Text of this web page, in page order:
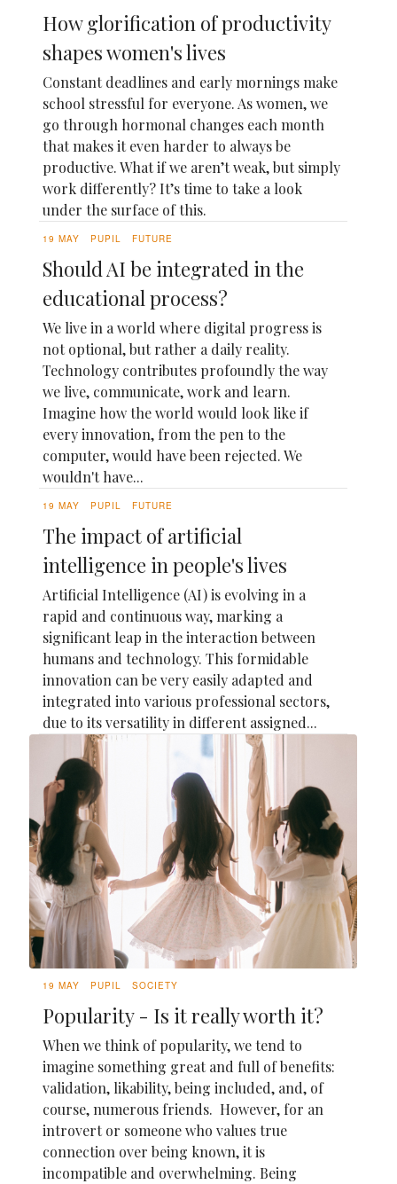
How glorification of productivity
shapes women's lives
Constant deadlines and early mornings make
school stressful for everyone. As women, we
go through hormonal changes each month
that makes it even harder to always be
productive. What if we aren’t weak, but simply
work differently? It’s time to take a look
under the surface of this.
19 MAY PUPIL FUTURE
Should AI be integrated in the
educational process?
We live in a world where digital progress is
not optional, but rather a daily reality.
Technology contributes profoundly the way
we live, communicate, work and learn.
Imagine how the world would look like if
every innovation, from the pen to the
computer, would have been rejected. We
wouldn't have...
19 MAY PUPIL FUTURE
The impact of artificial
intelligence in people's lives
Artificial Intelligence (AI) is evolving in a
rapid and continuous way, marking a
significant leap in the interaction between
humans and technology. This formidable
innovation can be very easily adapted and
integrated into various professional sectors,
due to its versatility in different assigned...
19 MAY PUPIL SOCIETY
Popularity - Is it really worth it?
When we think of popularity, we tend to
imagine something great and full of benefits:
validation, likability, being included, and, of
course, numerous friends. However, for an
introvert or someone who values true
connection over being known, it is
incompatible and overwhelming. Being